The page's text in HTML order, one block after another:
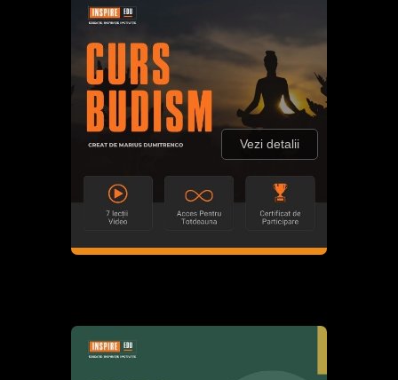
Vezi detalii